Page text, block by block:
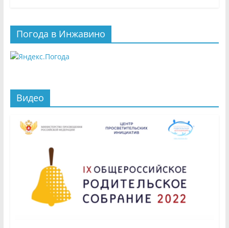
Погода в Инжавино
Видео